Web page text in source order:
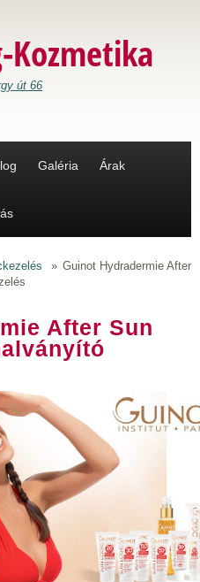
Kozmetika
út 66
Galéria Árak
» Guinot Hydradermie After
After Sun